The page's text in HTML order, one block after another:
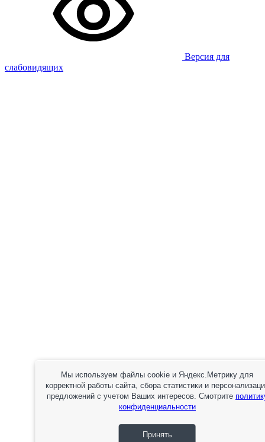
Версия для
слабовидящих
Мы используем файлы cookie и Яндекс.Метрику для
корректной работы сайта, сбора статистики и
предложений с учетом Ваших интересов. Смотрите
конфиденциальности
Принять